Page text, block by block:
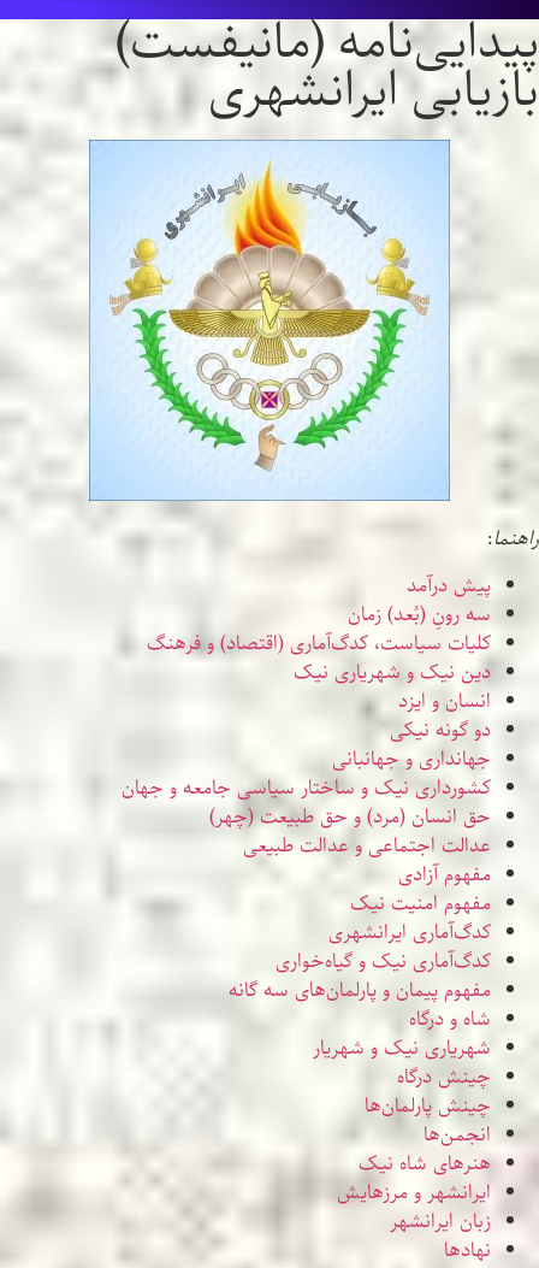
پيدایی‌نامه (مانيفست)
بازیابی ایرانشهری
راهنما:
پیش درآمد
سه رونِ (بُعد) زمان
کلیات سیاست، کدگ‌آماری (اقتصاد) و فرهنگ
دین نیک و شهریاری نیک
انسان و ایزد
دو گونه نیکی
جهانداری و جهانبانی
کشورداری نیک و ساختار سیاسی جامعه و جهان
حق انسان (مرد) و حق طبیعت (چهر)
عدالت اجتماعی و عدالت طبیعی
مفهوم آزادی
مفهوم امنیت نیک
کدگ‌آماری ایرانشهری
کدگ‌آماری نیک و گیاه‌خواری
مفهوم پیمان و پارلمان‌های سه گانه
شاه و درگاه
شهریاری نیک و شهریار
چینش درگاه
چینش پارلمان‌ها
انجمن‌ها
هنرهای شاه نیک
ایرانشهر و مرزهایش
زبان ایرانشهر
نهادها